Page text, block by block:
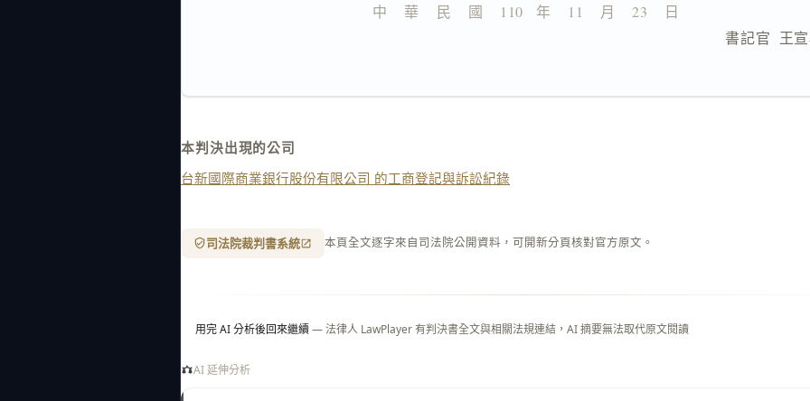
中    華    民    國    110   年    11    月    23    日
書記官  王
本判決出現的公司
台新國際商業銀行股份有限公司 的工商登記與訴訟紀錄
司法院裁判書系統 本頁全文逐字來自司法院公開資料，可開新分頁核對官方原文。
用完 AI 分析後回來繼續— 法律人 LawPlayer 有判決書全文與相關法規連結，AI 摘要無法取代原文閱讀
AI 延伸分析